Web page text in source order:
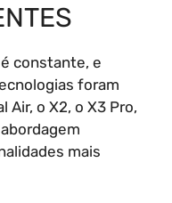
constante, e
foram
Air, o X2, o X3 Pro,
mais